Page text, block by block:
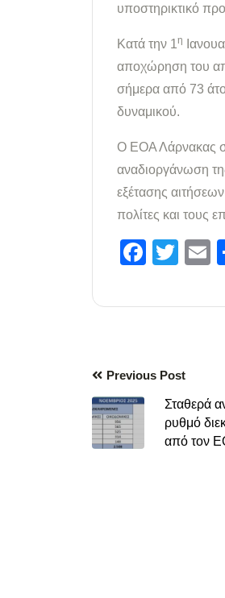
υποστηρικτικό
Κατά την 1η
αποχώρηση του
σήμερα από 73
δυναμικού.
Ο ΕΟΑ Λάρνακας
αναδιοργάνωση
εξέτασης
πολίτες και τους
Previous Post
Σταθερά
ρυθμό
από τον